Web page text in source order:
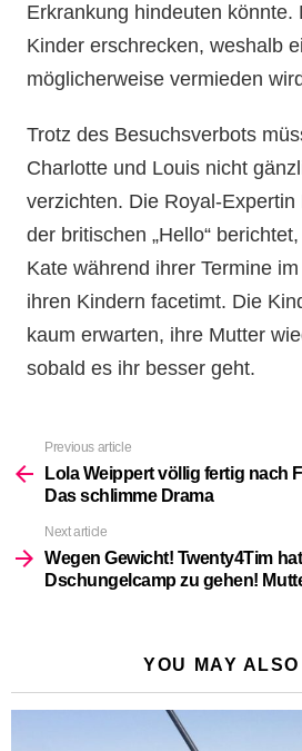
Erkrankung hindeuten könnte.
Kinder erschrecken, weshalb
möglicherweise vermieden
Trotz des Besuchsverbots
Charlotte und Louis nicht
verzichten. Die Royal-Expertin
der britischen „Hello“
Kate während ihrer Termine
ihren Kindern facetimt. Die
kaum erwarten, ihre Mutter
sobald es ihr besser geht.
more
Previous article
Lola Weippert völlig fertig nach
Das schlimme Drama
Next article
Wegen Gewicht! Twenty4Tim
Dschungelcamp zu gehen!
YOU MAY